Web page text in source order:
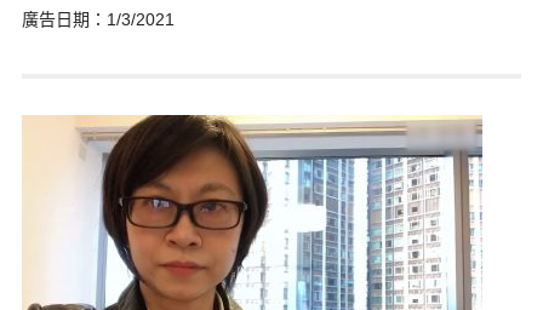
廣告日期：1/3/2021